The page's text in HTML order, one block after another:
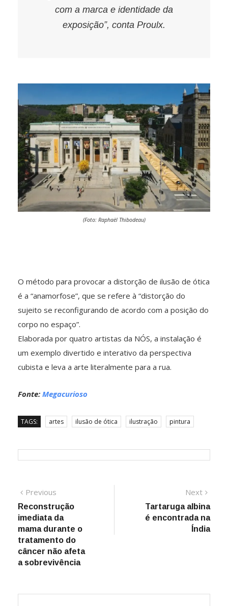
com a marca e identidade da
exposição”, conta Proulx.
(Foto: Raphaël Thibodeau)
O método para provocar a distorção de ilusão de ótica
é a “anamorfose”, que se refere à “distorção do
sujeito se reconfigurando de acordo com a posição do
corpo no espaço”.
Elaborada por quatro artistas da NÓS, a instalação é
um exemplo divertido e interativo da perspectiva
cubista e leva a arte literalmente para a rua.
Fonte: Megacurioso
TAGS: artes ilusão de ótica ilustração pintura
Navegação
de
Post
Previous
post:
Reconstrução
imediata da
mama durante o
tratamento do
câncer não afeta
a sobrevivência
Next
post:
Tartaruga albina
é encontrada na
Índia